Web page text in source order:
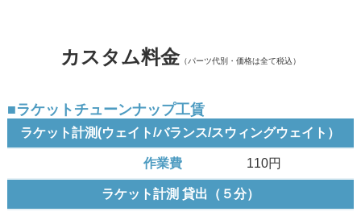
カスタム料金 （パーツ代別・価格は全て税込）
■ラケットチューンナップ工賃
ラケット計測(ウェイト/バランス/スウィングウェイト）
110円
ラケット計測 貸出（５分）